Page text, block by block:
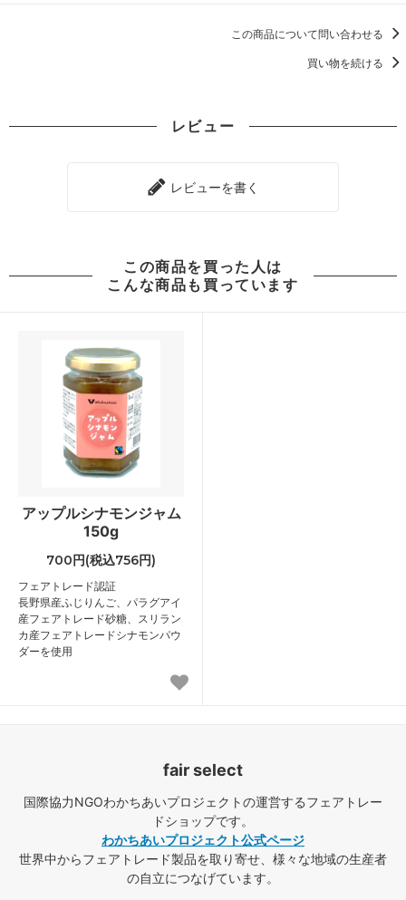
この商品について問い合わせる
買い物を続ける
レビュー
レビューを書く
この商品を買った人は
こんな商品も買っています
アップルシナモンジャム
150g
700円(税込756円)
フェアトレード認証
長野県産ふじりんご、パラグアイ
産フェアトレード砂糖、スリラン
カ産フェアトレードシナモンパウ
ダーを使用
fair select
国際協力NGOわかちあいプロジェクトの運営するフェアトレー
ドショップです。
わかちあいプロジェクト公式ページ
世界中からフェアトレード製品を取り寄せ、様々な地域の生産者
の自立につなげています。